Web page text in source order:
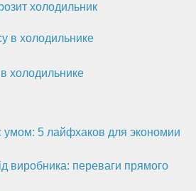
холодильник
в холодильнике
холодильнике
умом: 5 лайфхаков для экономии
виробника: переваги прямого